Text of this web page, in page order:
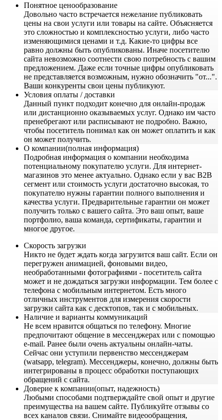
Понятное ценообразование
Довольно часто встречается нежелание публиковать
цены на свои услуги или товары на сайте. Объясняется
это сложностью и комплексностью услуги, либо часто
изменяющимися ценами и т.д. Какие-то цифры все
равно должны быть опубликованы. Иначе посетителю
сайта невозможно соотнести свою потребность с вашим
предложением. Даже если точные цифры опубликовать
не представляется возможным, нужно обозначить "от...".
Ваши конкуренты свои цены публикуют.
Условия оплаты / доставки
Данный пункт подходит конечно для онлайн-продаж
или дистанционно оказываемых услуг. Однако им часто
пренебрегают или расписывают не подробно. Важно,
чтобы посетитель понимал как он может оплатить и как
он может получить.
О компании(полная информация)
Подробная информация о компании необходима
потенциальному покупателю услуги. Для интернет-
магазинов это менее актуально. Однако если у вас B2B
сегмент или стоимость услуги достаточно высокая, то
покупателю нужны гарантии полного выполнения и
качества услуги. Предварительные гарантии он может
получить только с вашего сайта. Это ваш опыт, ваше
портфолио, ваша команда, сертификаты, гарантии и
многое другое.
Скорость загрузки
Никто не будет ждать когда загрузится ваш сайт. Если он
перегружен анимацией, фоновыми видео,
необработанными фотографиями - посетитель сайта
может и не дождаться загрузки информации. Тем более с
телефона с мобильным интернетом. Есть много
отличных инструментов для измерения скорости
загрузки сайта как с десктопов, так и с мобильных.
Наличие и варианты коммуникаций
Не всем нравится общаться по телефону. Многие
предпочитают общение в мессенджерах или с помощью
e-mail. Ранее были очень актуальны онлайн-чаты.
Сейчас они уступили первенство мессенджерам
(watsapp, telegram). Мессенджеры, конечно, должны быть
интегрированы в процесс обработки поступающих
обращений с сайта.
Доверие к компании(опыт, надежность)
Любыми способами подтверждайте свой опыт и другие
преимущества на вашем сайте. Публикуйте отзывы со
всех каналов связи. Снимайте видеообращения,